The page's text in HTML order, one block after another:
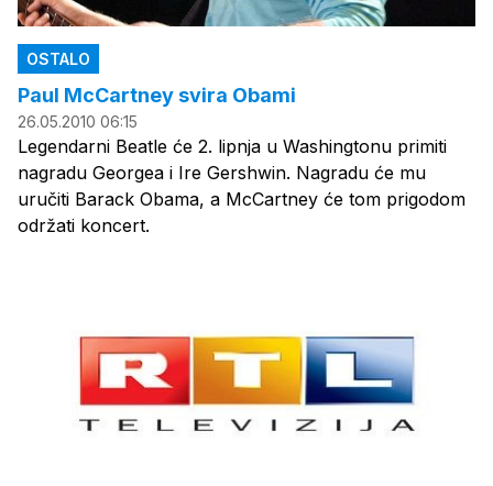
OSTALO
Paul McCartney svira Obami
26.05.2010 06:15
Legendarni Beatle će 2. lipnja u Washingtonu primiti
nagradu Georgea i Ire Gershwin. Nagradu će mu
uručiti Barack Obama, a McCartney će tom prigodom
održati koncert.